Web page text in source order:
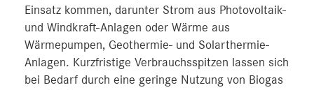
Einsatz kommen, darunter Strom aus Photovoltaik-
und Windkraft-Anlagen oder Wärme aus
Wärmepumpen, Geothermie- und Solarthermie-
Anlagen. Kurzfristige Verbrauchsspitzen lassen sich
bei Bedarf durch eine geringe Nutzung von Biogas